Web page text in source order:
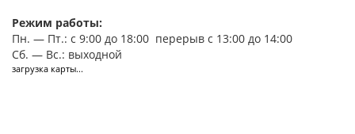
Режим работы:
Пн. — Пт.: с 9:00 до 18:00 перерыв с 13:00 до 14:00
Сб. — Вс.: выходной
загрузка карты...